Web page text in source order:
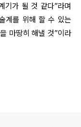
기가 될 것 같다”라며
계를 위해 할 수 있는
마땅히 해낼 것”이라